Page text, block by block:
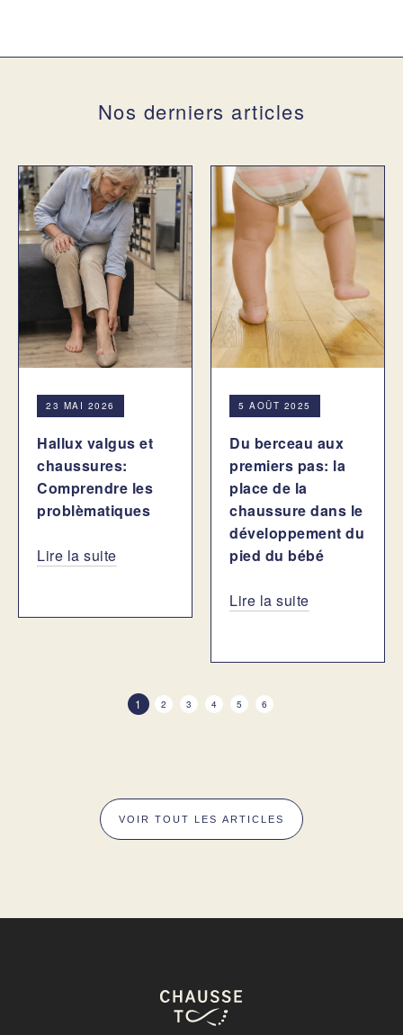
Nos derniers articles
23 MAI 2026
Hallux valgus et
chaussures:
Comprendre les
problèmatiques
Lire la suite
5 AOÛT 2025
Du berceau aux
premiers pas: la
place de la
chaussure dans le
développement du
pied du bébé
Lire la suite
1 2 3 4 5 6
VOIR TOUT LES ARTICLES